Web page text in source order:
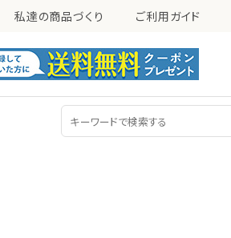
私達の商品づくり ご利用ガイド